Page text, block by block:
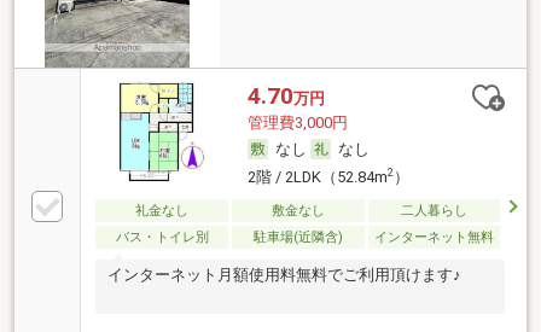
4.70万円
管理費3,000円
なし
なし
2階 / 2LDK（52.84m2）
礼金なし 敷金なし
二人暮らし
バス・トイレ別
駐車場(近隣含) インターネット無料
インターネット月額使用料無料でご利用頂けます♪